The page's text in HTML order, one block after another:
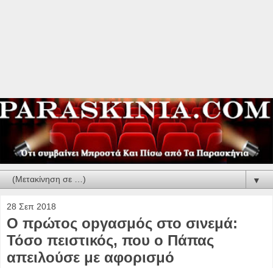
▼
28 Σεπ 2018
Ο πρώτoς οpγασμός στο σινεμά:
Τόσο πειστικός, που ο Πάπας
απειλούσε με αφορισμό